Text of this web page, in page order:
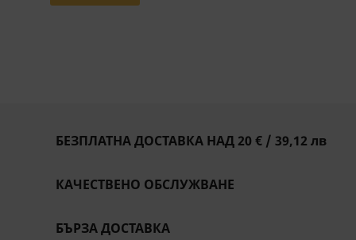
БЕЗПЛАТНА ДОСТАВКА НАД 20 € / 39,12 лв
КАЧЕСТВЕНО ОБСЛУЖВАНЕ
БЪРЗА ДОСТАВКА